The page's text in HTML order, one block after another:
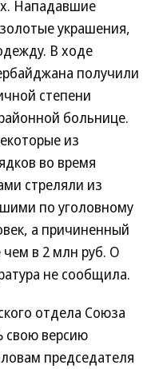
Нападавшие
украшения,
В ходе
получили
степени
больнице.
из
во время
стреляли из
по уголовному
а причиненный
в 2 млн руб. О
не сообщила.
отдела Союза
свою версию
председателя